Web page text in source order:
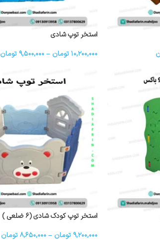
استخر توپ شادی
۱۰,۲۰۰,۰۰۰ تومان – ۹,۵۰۰,۰۰۰ تومان
استخر توپ کودک شادی (۶ ضلعی )
۹,۲۰۰,۰۰۰ تومان – ۸,۶۵۰,۰۰۰ تومان